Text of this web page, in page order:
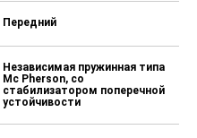
индикатор
со стороны
Передний
Независимая пружинная типа
Mc Pherson, со
стабилизатором поперечной
устойчивости